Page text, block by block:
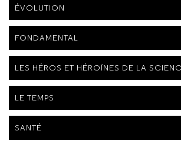
ÉVOLUTION
FONDAMENTAL
LES HÉROS ET HÉROÏNES DE LA
LE TEMPS
SANTÉ